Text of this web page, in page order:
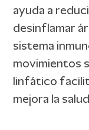
ayuda a
desinflamar
sistema
movimientos
linfático
mejora la